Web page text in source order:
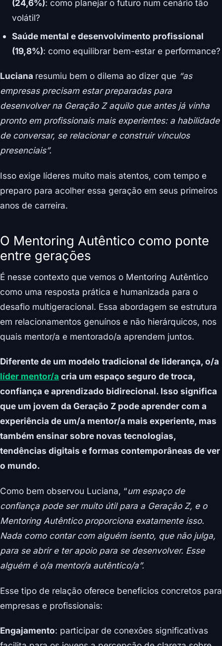
(24,6%): como planejar o futuro num cenário tão
volátil?
Saúde mental e desenvolvimento profissional
(19,8%): como equilibrar bem-estar e performance?
Luciana resumiu bem o dilema ao dizer que “as
empresas precisam estar preparadas para
desenvolver na Geração Z aquilo que antes já vinha
pronto em profissionais mais experientes: a habilidade
de conversar, se relacionar e construir vínculos
presenciais”.
Isso exige líderes muito mais atentos, com tempo e
preparo para acolher essa geração em seus primeiros
anos de carreira.
O Mentoring Autêntico como ponte
entre gerações
É nesse contexto que vemos o Mentoring Autêntico
como uma resposta prática e humanizada para o
desafio multigeracional. Essa abordagem se estrutura
em relacionamentos genuínos e não hierárquicos, nos
quais mentor/a e mentorado/a aprendem juntos.
Diferente de um modelo tradicional de liderança, o/a
líder mentor/a cria um espaço seguro de troca,
confiança e aprendizado bidirecional. Isso significa
que um jovem da Geração Z pode aprender com a
experiência de um/a mentor/a mais experiente, mas
também ensinar sobre novas tecnologias,
tendências digitais e formas contemporâneas de ver
o mundo.
Como bem observou Luciana, “um espaço de
confiança pode ser muito útil para a Geração Z, e o
Mentoring Autêntico proporciona exatamente isso.
Nada como contar com alguém isento, que não julga,
para se abrir e ter apoio para se desenvolver. Esse
alguém é o/a mentor/a autêntico/a”.
Esse tipo de relação oferece benefícios concretos para
empresas e profissionais:
Engajamento: participar de conexões significativas